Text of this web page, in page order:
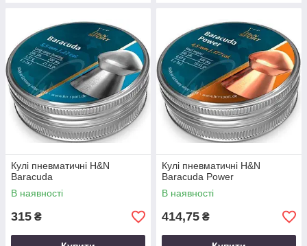
Кулі пневматичні H&N
Baracuda
В наявності
315 ₴
Кулі пневматичні H&N
Baracuda Power
В наявності
414,75 ₴